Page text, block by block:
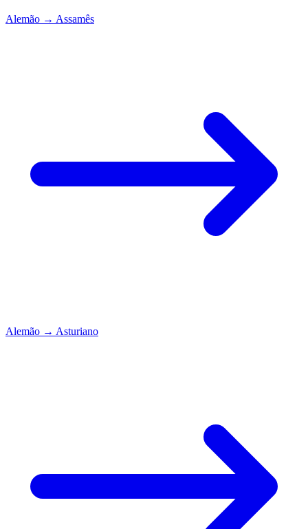
Alemão → Assamês
Alemão → Asturiano